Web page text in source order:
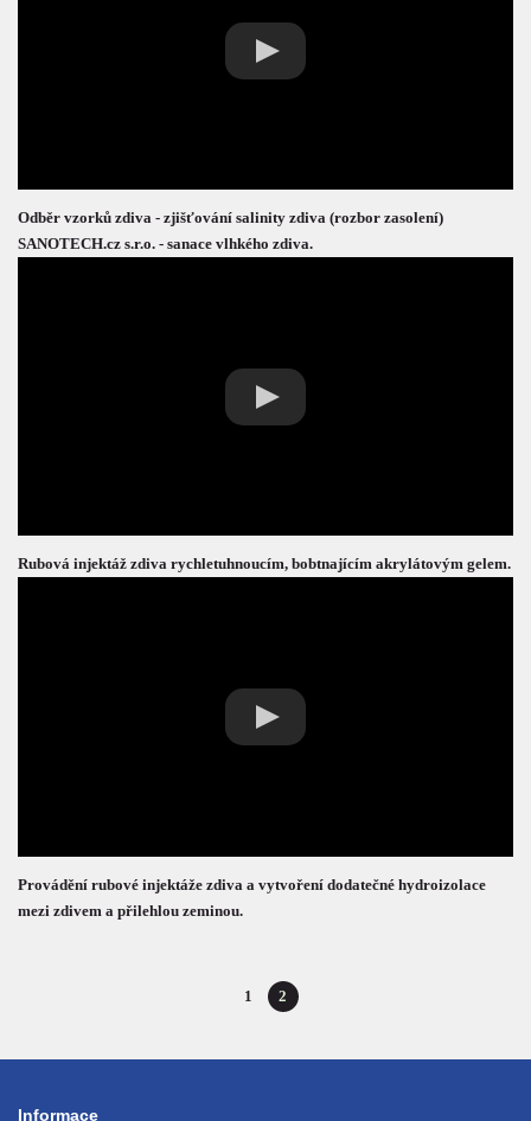
Odběr vzorků zdiva - zjišťování salinity zdiva (rozbor zasolení)
SANOTECH.cz s.r.o. - sanace vlhkého zdiva.
Rubová injektáž zdiva rychletuhnoucím, bobtnajícím akrylátovým gelem.
Provádění rubové injektáže zdiva a vytvoření dodatečné hydroizolace
mezi zdivem a přilehlou zeminou.
1(aktuální)
2
Informace